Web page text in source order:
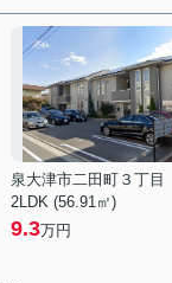
泉大津市二田町３丁目
2LDK (56.91㎡)
9.3万円